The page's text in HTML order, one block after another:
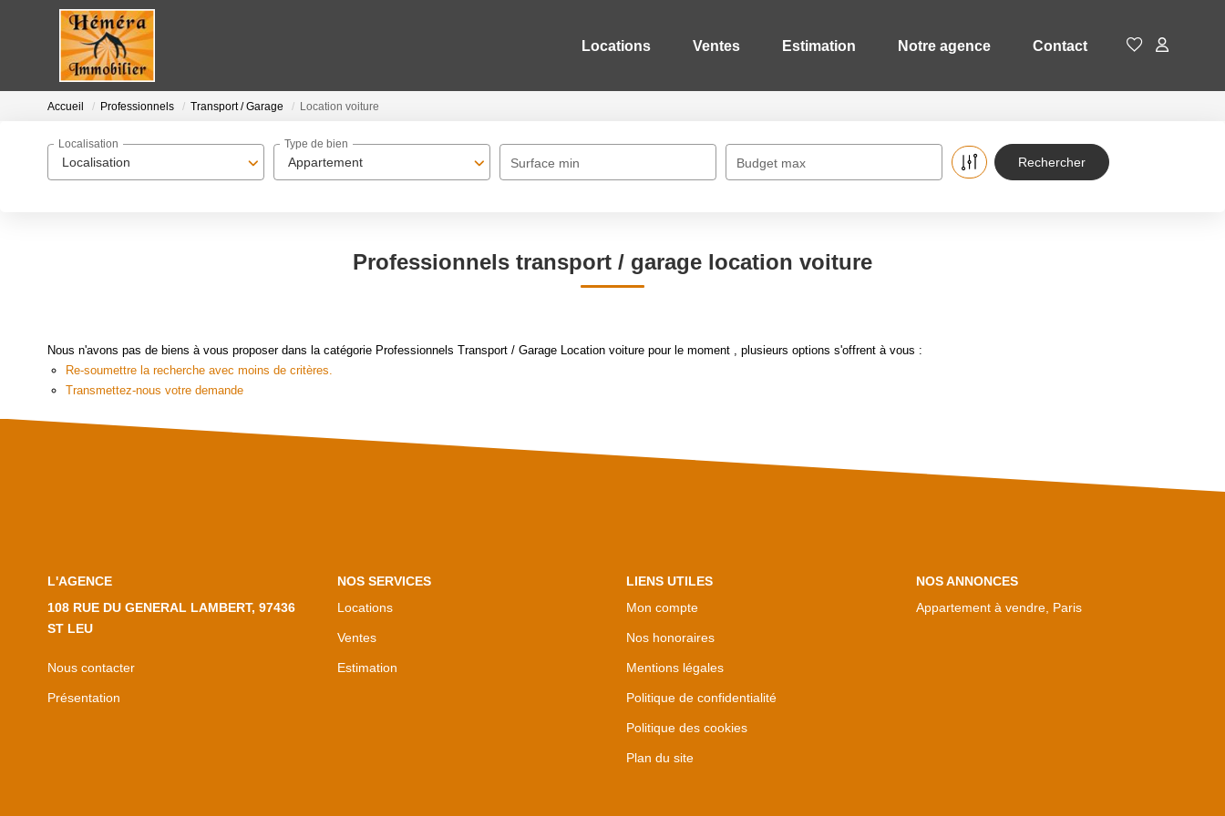
Locations Ventes Estimation Notre agence Contact
Accueil Professionnels Transport / Garage Location voiture
Localisation
Localisation
Appartement
Type de bien
Surface min Budget max
Professionnels transport / garage location voiture
Nous n'avons pas de biens à vous proposer dans la catégorie Professionnels Transport / Garage Location voiture pour le moment , plusieurs options s'offrent à vous :
Re-soumettre la recherche avec moins de critères.
Transmettez-nous votre demande
L'AGENCE
108 RUE DU GENERAL LAMBERT, 97436
ST LEU
Nous contacter
Présentation
NOS SERVICES
Locations
Ventes
Estimation
LIENS UTILES
Mon compte
Nos honoraires
Mentions légales
Politique de confidentialité
Politique des cookies
Plan du site
NOS ANNONCES
Appartement à vendre, Paris